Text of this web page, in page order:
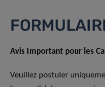
Avis Important pour les
Veuillez postuler